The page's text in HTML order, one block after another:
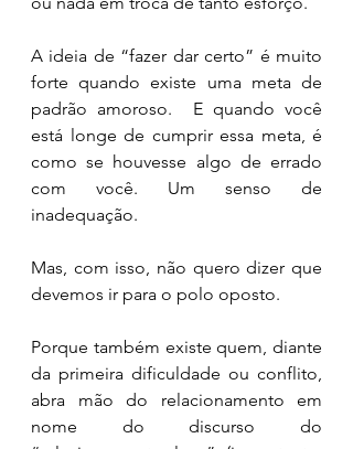
A ideia de “fazer dar certo” é muito
forte quando existe uma meta de
padrão amoroso.  E quando você
está longe de cumprir essa meta, é
como se houvesse algo de errado
com você. Um senso de
inadequação.
Mas, com isso, não quero dizer que
devemos ir para o polo oposto.
Porque também existe quem, diante
da primeira dificuldade ou conflito,
abra mão do relacionamento em
nome do discurso do